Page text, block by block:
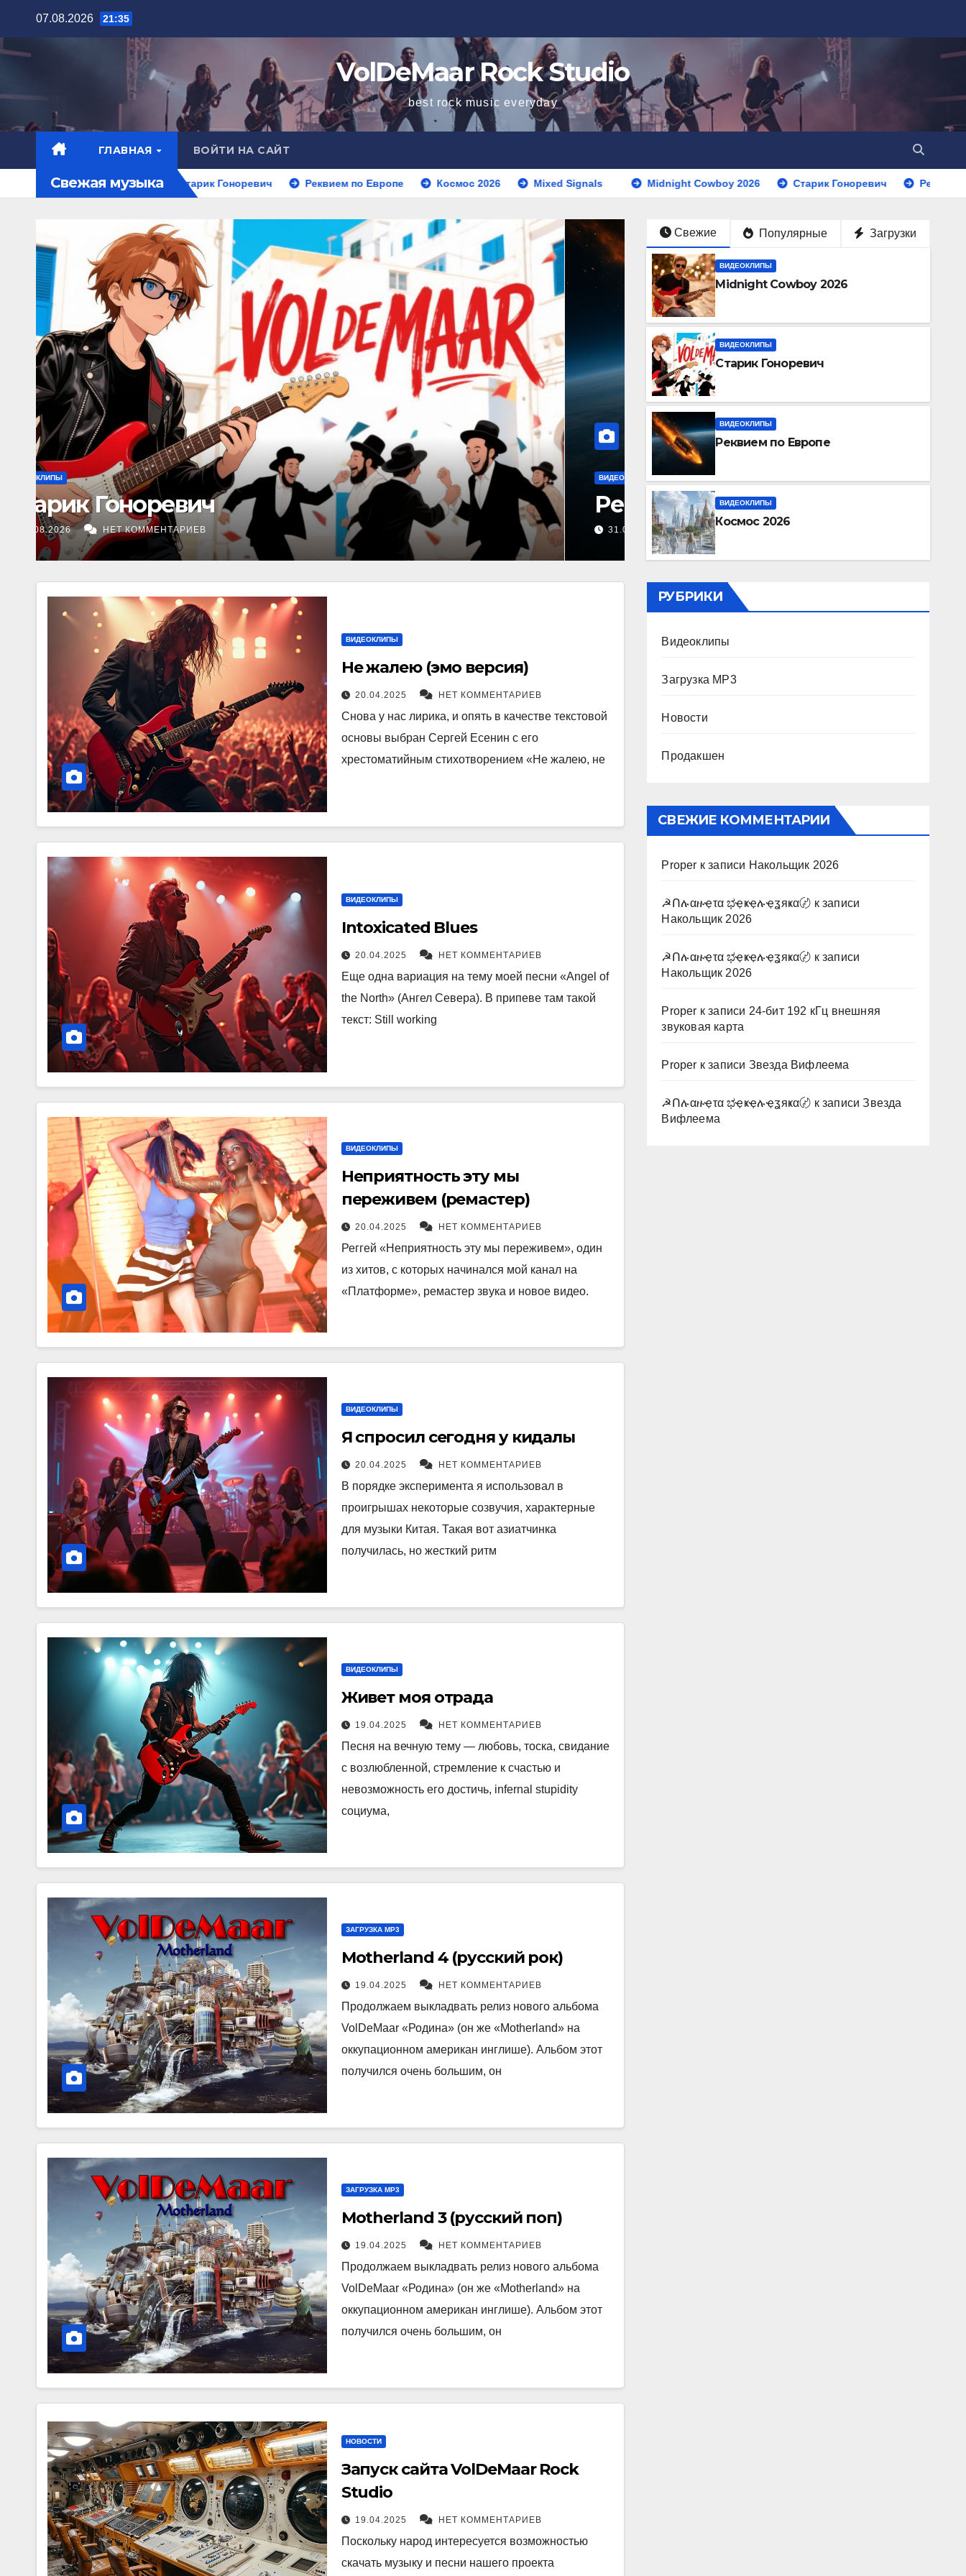
содержимому
07.08.2026 21:35
VolDeMaar Rock Studio
best rock music everyday
ГЛАВНАЯ ВОЙТИ НА САЙТ
Свежая музыка
Cowboy 2026 Старик Гоноревич Реквием по Европе Космос 2026 Mixed Signals Midnight Cowboy 2026 Старик Гоноревич Реквием по
ВИДЕОКЛИПЫ
Реквием по Европе
31.07.2026 НЕТ КОММЕНТАРИЕВ
ВИДЕОКЛИПЫ
Космос 2026
14.07.2026
Свежие Популярные Загрузки
ВИДЕОКЛИПЫ
Midnight Cowboy 2026
ВИДЕОКЛИПЫ
Старик Гоноревич
ВИДЕОКЛИПЫ
Реквием по Европе
ВИДЕОКЛИПЫ
Космос 2026
ВИДЕОКЛИПЫ
Не жалею (эмо версия)
20.04.2025 НЕТ КОММЕНТАРИЕВ
Снова у нас лирика, и опять в качестве текстовой
основы выбран Сергей Есенин с его
хрестоматийным стихотворением «Не жалею, не
ВИДЕОКЛИПЫ
Intoxicated Blues
20.04.2025 НЕТ КОММЕНТАРИЕВ
Еще одна вариация на тему моей песни «Angel of
the North» (Ангел Севера). В припеве там такой
текст: Still working
ВИДЕОКЛИПЫ
Неприятность эту мы
переживем (ремастер)
20.04.2025 НЕТ КОММЕНТАРИЕВ
Реггей «Неприятность эту мы переживем», один
из хитов, с которых начинался мой канал на
«Платформе», ремастер звука и новое видео.
ВИДЕОКЛИПЫ
Я спросил сегодня у кидалы
20.04.2025 НЕТ КОММЕНТАРИЕВ
В порядке эксперимента я использовал в
проигрышах некоторые созвучия, характерные
для музыки Китая. Такая вот азиатчинка
получилась, но жесткий ритм
ВИДЕОКЛИПЫ
Живет моя отрада
19.04.2025 НЕТ КОММЕНТАРИЕВ
Песня на вечную тему — любовь, тоска, свидание
с возлюбленной, стремление к счастью и
невозможность его достичь, infernal stupidity
социума,
ЗАГРУЗКА MP3
Motherland 4 (русский рок)
19.04.2025 НЕТ КОММЕНТАРИЕВ
Продолжаем выкладвать релиз нового альбома
VolDeMaar «Родина» (он же «Motherland» на
оккупационном американ инглише). Альбом этот
получился очень большим, он
ЗАГРУЗКА MP3
Motherland 3 (русский поп)
19.04.2025 НЕТ КОММЕНТАРИЕВ
Продолжаем выкладвать релиз нового альбома
VolDeMaar «Родина» (он же «Motherland» на
оккупационном американ инглише). Альбом этот
получился очень большим, он
НОВОСТИ
Запуск сайта VolDeMaar Rock
Studio
19.04.2025 НЕТ КОММЕНТАРИЕВ
Поскольку народ интересуется возможностью
скачать музыку и песни нашего проекта
РУБРИКИ
Видеоклипы
Загрузка MP3
Новости
Продакшен
СВЕЖИЕ КОММЕНТАРИИ
Proper к записи Накольщик 2026
☭Ոሉαዙҿτα ಭҿҝҿሉҿʓяҝα〄 к записи
Накольщик 2026
☭Ոሉαዙҿτα ಭҿҝҿሉҿʓяҝα〄 к записи
Накольщик 2026
Proper к записи 24-бит 192 кГц внешняя
звуковая карта
Proper к записи Звезда Вифлеема
☭Ոሉαዙҿτα ಭҿҝҿሉҿʓяҝα〄 к записиЗвезда
Вифлеема